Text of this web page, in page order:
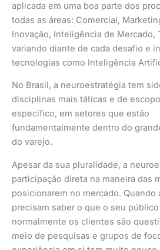
aplicada em uma boa parte dos
todas as áreas: Comercial,
Inovação, Inteligência de Mercado,
variando diante de cada desafio e
tecnologias como Inteligência
No Brasil, a neuroestratégia tem
disciplinas mais táticas e de
específico, em setores que estão
fundamentalmente dentro do
do varejo.
Apesar da sua pluralidade, a
participação direta na maneira das
posicionarem no mercado. Quando
precisam saber o que o seu
normalmente os clientes são
meio de pesquisas e grupos de